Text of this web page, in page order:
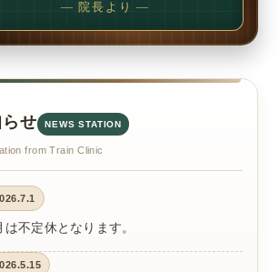
— 院長より —
せ NEWS STATION
from Train Clinic
は不定休となります。